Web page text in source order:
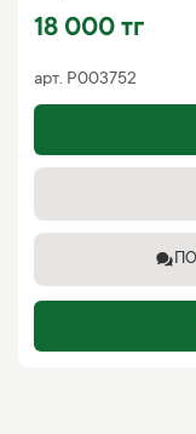
арт. P003752
18 000 тг